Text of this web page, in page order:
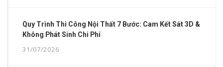
Quy Trình Thi Công Nội Thất 7 Bước: Cam Kết Sát 3D &
Không Phát Sinh Chi Phí
31/07/2026